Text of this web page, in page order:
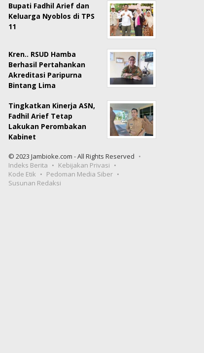
Bupati Fadhil Arief dan
Keluarga Nyoblos di TPS
11
Kren.. RSUD Hamba
Berhasil Pertahankan
Akreditasi Paripurna
Bintang Lima
Tingkatkan Kinerja ASN,
Fadhil Arief Tetap
Lakukan Perombakan
Kabinet
© 2023 Jambioke.com - All Rights Reserved
Indeks Berita
Kebijakan Privasi
Kode Etik
Pedoman Media Siber
Susunan Redaksi